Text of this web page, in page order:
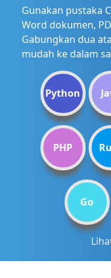
Gunakan pustaka
Word dokumen,
Gabungkan dua
mudah ke dalam
Python
PHP
Go